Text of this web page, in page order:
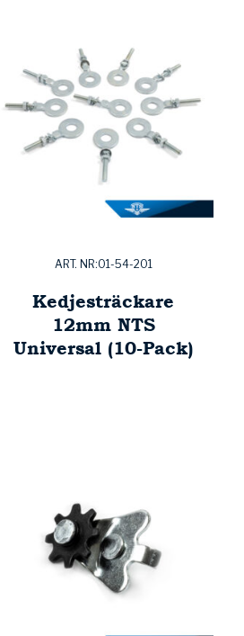
ART. NR:01-54-201
Kedjesträckare
12mm NTS
Universal (10-Pack)